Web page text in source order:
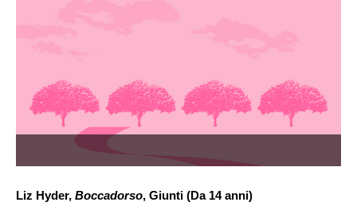
Liz Hyder, Boccadorso, Giunti (Da 14 anni)